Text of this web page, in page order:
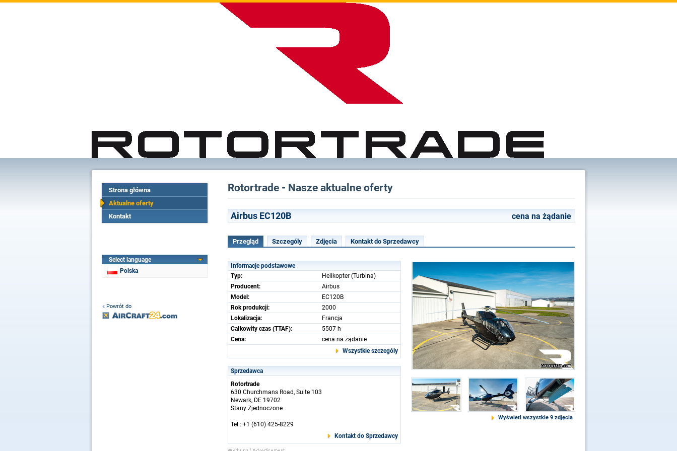
Strona główna
Aktualne oferty
Kontakt
Select language
Polska
« Powrót do
Rotortrade - Nasze aktualne oferty
Airbus EC120B cena na żądanie
Przegląd Szczególy Zdjęcia Kontakt do Sprzedawcy
Informacje podstawowe
Typ:
Helikopter (Turbina)
Producent:
Airbus
Model:
EC120B
Rok produkcji:
2000
Lokalizacja:
Francja
Całkowity czas (TTAF):
5507 h
Cena:
cena na żądanie
Wszystkie szczególy
Sprzedawca
Rotortrade
630 Churchmans Road, Suite 103
Newark, DE 19702
Stany Zjednoczone
Tel.: +1 (610) 425-8229
Kontakt do Sprzedawcy
Wyświetl wszystkie 9 zdjęcia